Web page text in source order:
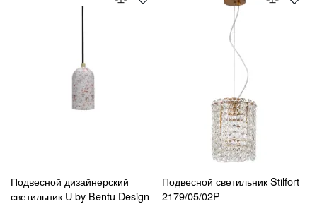
Подвесной дизайнерский
светильник U by Bentu Design
Подвесной светильник Stilfort
2179/05/02P